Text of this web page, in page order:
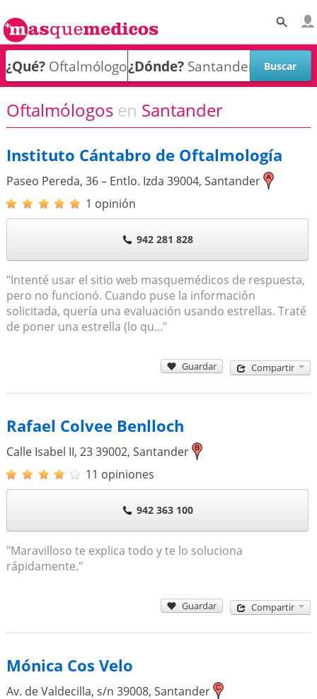
¿Qué? ¿Dónde?
Oftalmólogos en Santander
Instituto Cántabro de Oftalmología
Paseo Pereda, 36 – Entlo. Izda 39004, Santander
1 opinión
942 281 828
"Intenté usar el sitio web masquemédicos de respuesta,
pero no funcionó. Cuando puse la información
solicitada, quería una evaluación usando estrellas. Traté
de poner una estrella (lo qu..."
Guardar Compartir
Rafael Colvee Benlloch
Calle Isabel II, 2339002, Santander
11 opiniones
942 363 100
"Maravilloso te explica todo y te lo soluciona
rápidamente."
Guardar Compartir
Mónica Cos Velo
Av. de Valdecilla, s/n 39008, Santander